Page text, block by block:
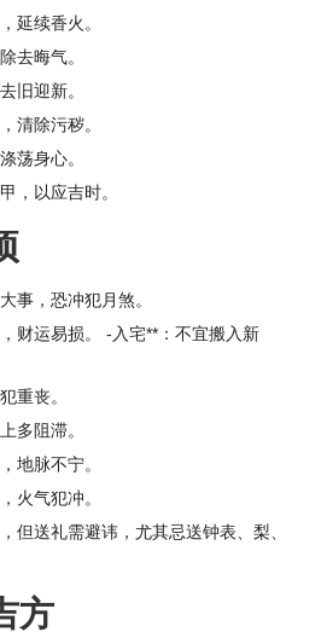
延续香火。
去晦气。
旧迎新。
清除污秽。
荡身心。
，以应吉时。
事，恐冲犯月煞。
财运易损。 -入宅**：不宜搬入新
重丧。
多阻滞。
地脉不宁。
火气犯冲。
但送礼需避讳，尤其忌送钟表、梨、
方